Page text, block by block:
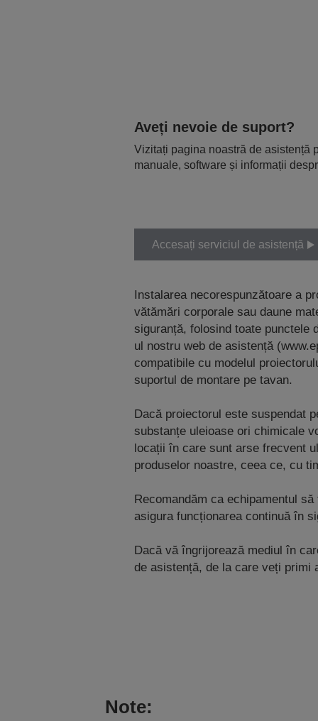
Aveți nevoie de suport?
Vizitați pagina noastră de asistență
manuale, software și informații
Accesați serviciul de asistență
Instalarea necorespunzătoare a
vătămări corporale sau daune
siguranță, folosind toate punctele
ul nostru web de asistență
compatibile cu modelul
suportul de montare pe tavan.
Dacă proiectorul este suspendat
substanțe uleioase ori chimicale
locații în care sunt arse frecvent
produselor noastre, ceea ce, cu
Recomandăm ca echipamentul
asigura funcționarea continuă în
Dacă vă îngrijorează mediul în
de asistență, de la care veți primi
Note: